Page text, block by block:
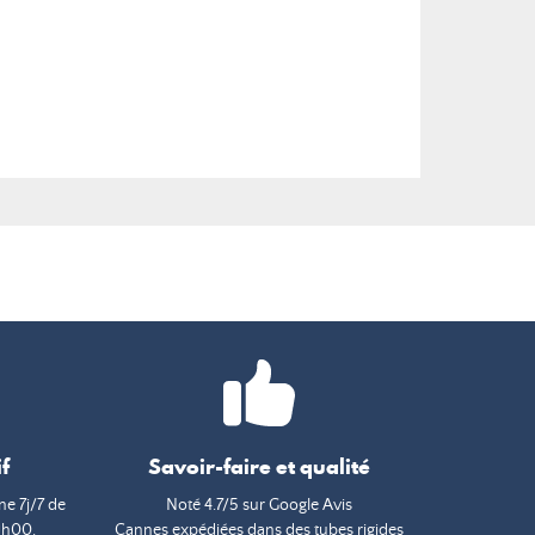
7j/7 de
Savoir-faire et qualité
Noté 4.7/5 sur Google Avis
Cannes expédiées dans des tubes rigides